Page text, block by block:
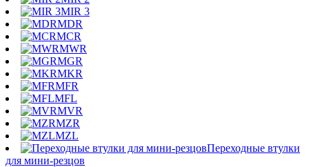
MIR 3
MDR
MCR
MWR
MGR
MKR
MFR
MFL
MVR
MZR
MZL
Переходные втулки
для мини-резцов